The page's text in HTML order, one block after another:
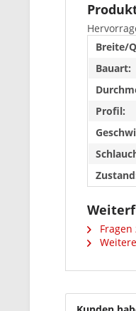
Breite/
Bauart:
Profil: